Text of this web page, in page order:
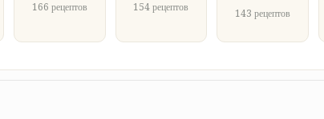
166 рецептов 154 рецептов
143 рецептов